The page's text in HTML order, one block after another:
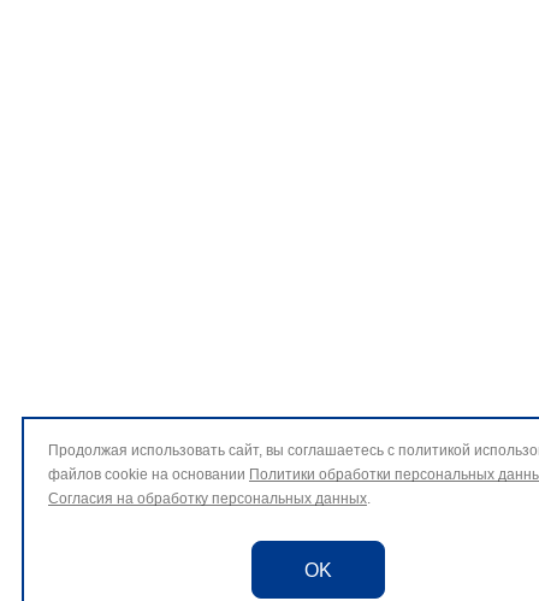
Продолжая использовать сайт, вы соглашаетесь с политикой
файлов cookie на основании Политики обработки персональных
Согласия на обработку персональных данных.
OK